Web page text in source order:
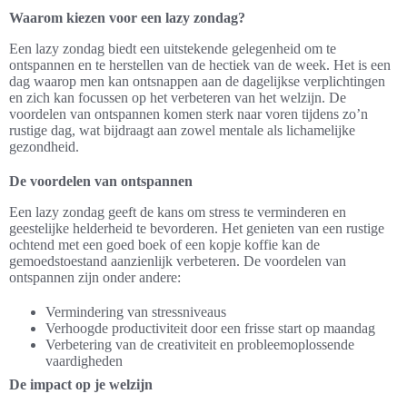
Waarom kiezen voor een lazy zondag?
Een lazy zondag biedt een uitstekende gelegenheid om te
ontspannen en te herstellen van de hectiek van de week. Het is een
dag waarop men kan ontsnappen aan de dagelijkse verplichtingen
en zich kan focussen op het verbeteren van het welzijn. De
voordelen van ontspannen komen sterk naar voren tijdens zo’n
rustige dag, wat bijdraagt aan zowel mentale als lichamelijke
gezondheid.
De voordelen van ontspannen
Een lazy zondag geeft de kans om stress te verminderen en
geestelijke helderheid te bevorderen. Het genieten van een rustige
ochtend met een goed boek of een kopje koffie kan de
gemoedstoestand aanzienlijk verbeteren. De voordelen van
ontspannen zijn onder andere:
Vermindering van stressniveaus
Verhoogde productiviteit door een frisse start op maandag
Verbetering van de creativiteit en probleemoplossende
vaardigheden
De impact op je welzijn